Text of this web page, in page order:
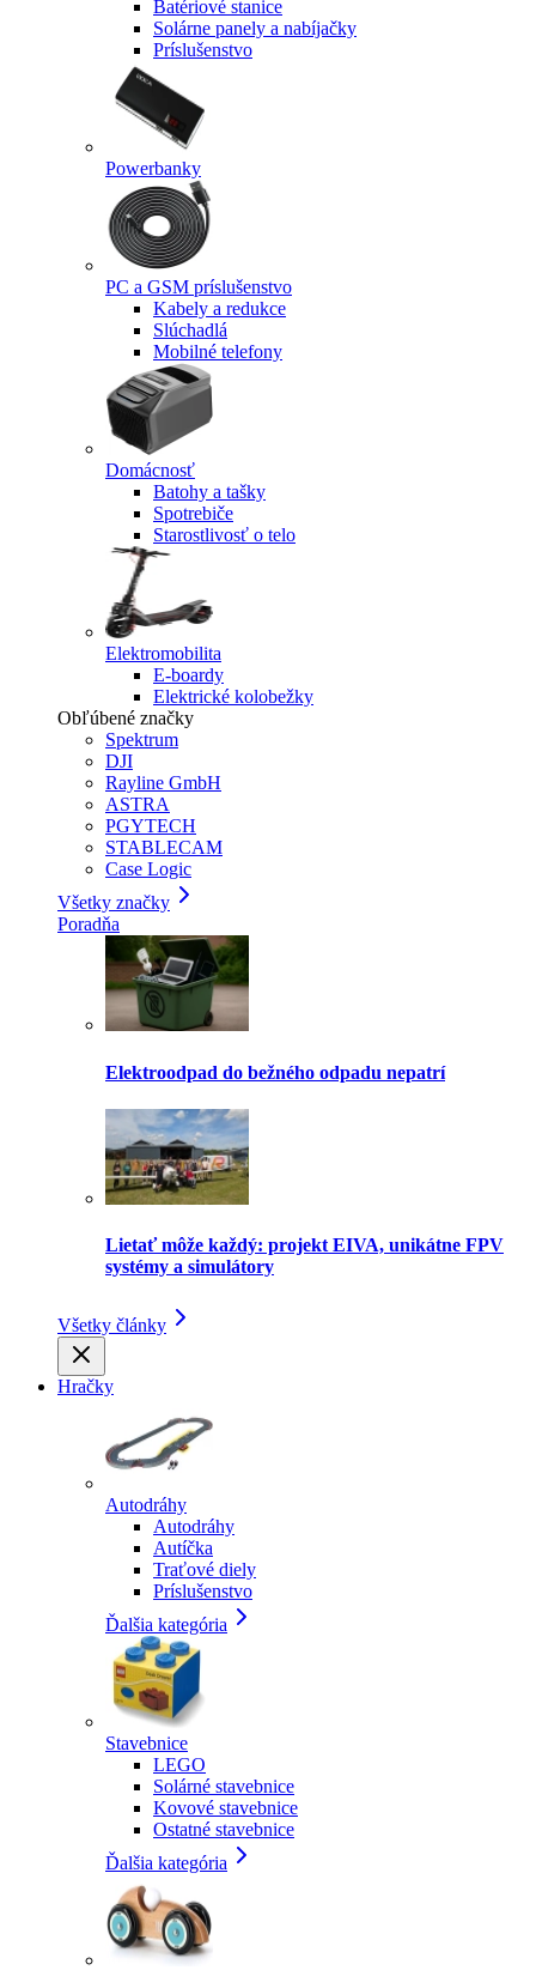
Batériové stanice
Solárne panely a nabíjačky
Príslušenstvo
Powerbanky
PC a GSM príslušenstvo
Kabely a redukce
Slúchadlá
Mobilné telefony
Domácnosť
Batohy a tašky
Spotrebiče
Starostlivosť o telo
Elektromobilita
E-boardy
Elektrické kolobežky
Obľúbené značky
Spektrum
DJI
Rayline GmbH
ASTRA
PGYTECH
STABLECAM
Case Logic
Všetky značky
Poradňa
Elektroodpad do bežného odpadu nepatrí
Lietať môže každý: projekt EIVA, unikátne FPV
systémy a simulátory
Všetky články
Hračky
Autodráhy
Autodráhy
Autíčka
Traťové diely
Príslušenstvo
Ďalšia kategória
Stavebnice
LEGO
Solárné stavebnice
Kovové stavebnice
Ostatné stavebnice
Ďalšia kategória